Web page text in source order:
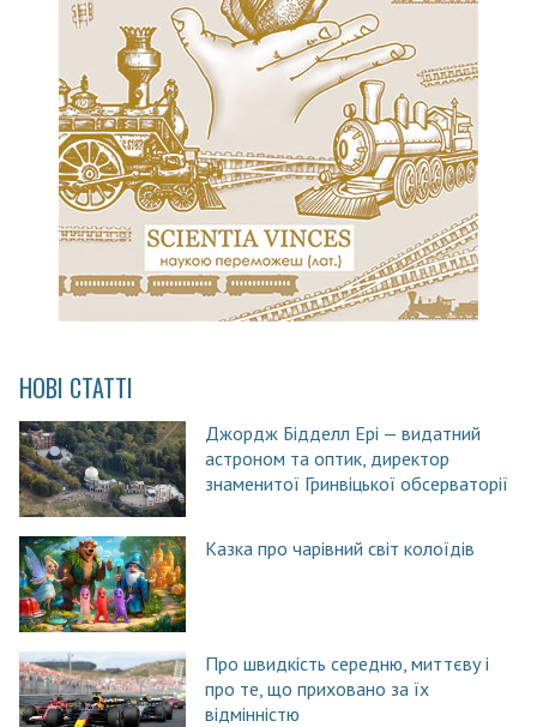
НОВІ СТАТТІ
Джордж Бідделл Ері — видатний
астроном та оптик, директор
знаменитої Гринвіцької обсерваторії
Казка про чарівний світ колоїдів
Про швидкість середню, миттєву і
про те, що приховано за їх
відмінністю